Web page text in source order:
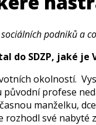
podniků a
do SDZP, jaké je
okolností.
původní profese
manželku,
rozhodl své